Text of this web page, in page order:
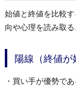
始値と終値を比較
向や心理を読み取る
陽線（終値が
・買い手が優勢で